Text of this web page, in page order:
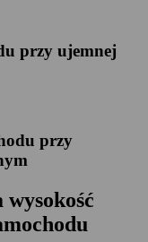
przy ujemnej
przy